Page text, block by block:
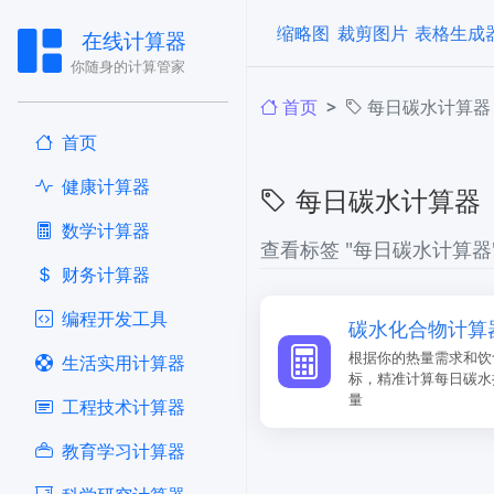
在线计算器
你随身的计算管家
首页
健康计算器
​数学计算器
财务计算器
编程开发工具
生活实用计算器
工程技术计算器
教育学习计算器
缩略图 裁剪图片 表格生成
首页 每日碳水计算器
每日碳水计算器
查看标签 "每日碳水计算
碳水化合物计算
根据你的热量需求和饮
标，精准计算每日碳水
量